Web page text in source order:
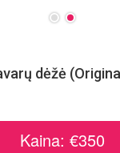
dėžė
Kaina: €350